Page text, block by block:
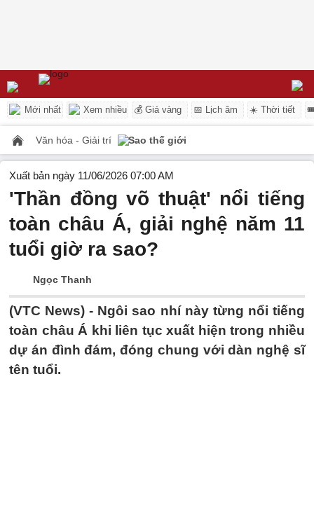
Mới nhất Xem nhiều 💰 Giá vàng 📅 Lịch âm ☀️ Thời tiết
Văn hóa - Giải trí Sao thế giới
Xuất bản ngày 11/06/2026 07:00 AM
'Thần đồng võ thuật' nổi tiếng
toàn châu Á, giải nghệ năm 11
tuổi giờ ra sao?
Ngọc Thanh
(VTC News) - Ngôi sao nhí này từng nổi tiếng
toàn châu Á khi liên tục xuất hiện trong nhiều
dự án đình đám, đóng chung với dàn nghệ sĩ
tên tuổi.